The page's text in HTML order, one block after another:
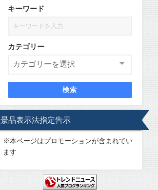
キーワード
カテゴリー
検索
景品表示法指定告示
※本ページはプロモーションが含まれてい
ます